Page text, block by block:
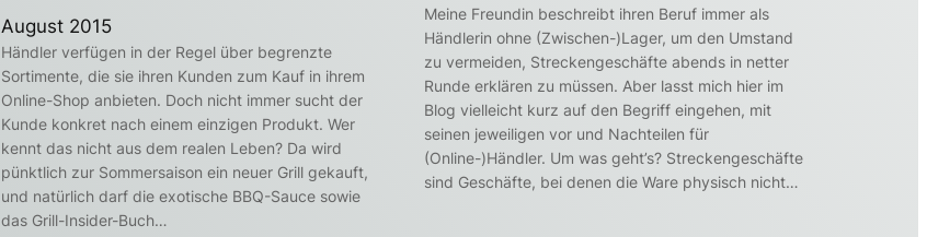
August 2015
Händler verfügen in der Regel über begrenzte
Sortimente, die sie ihren Kunden zum Kauf in ihrem
Online-Shop anbieten. Doch nicht immer sucht der
Kunde konkret nach einem einzigen Produkt. Wer
kennt das nicht aus dem realen Leben? Da wird
pünktlich zur Sommersaison ein neuer Grill gekauft,
und natürlich darf die exotische BBQ-Sauce sowie
das Grill-Insider-Buch…
Meine Freundin beschreibt ihren Beruf immer als
Händlerin ohne (Zwischen-)Lager, um den Umstand
zu vermeiden, Streckengeschäfte abends in netter
Runde erklären zu müssen. Aber lasst mich hier im
Blog vielleicht kurz auf den Begriff eingehen, mit
seinen jeweiligen vor und Nachteilen für
(Online-)Händler. Um was geht’s? Streckengeschäfte
sind Geschäfte, bei denen die Ware physisch nicht…